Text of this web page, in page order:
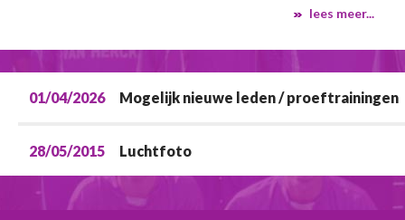
lees meer...
01/04/2026 Mogelijk nieuwe leden / proeftrainingen
28/05/2015 Luchtfoto